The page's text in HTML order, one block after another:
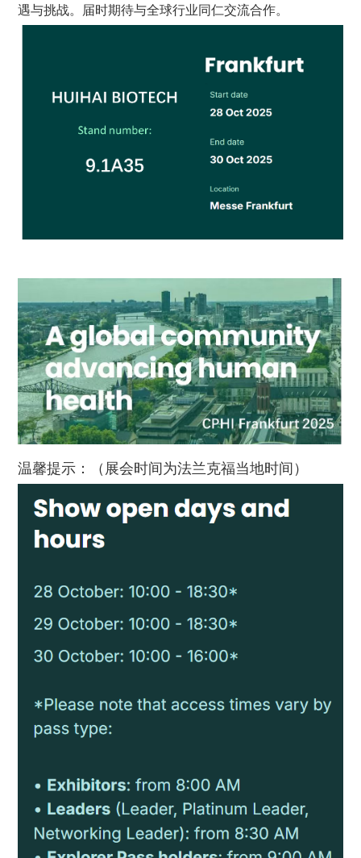
遇与挑战。届时期待与全球行业同仁交流合作。
温馨提示：（展会时间为法兰克福当地时间）